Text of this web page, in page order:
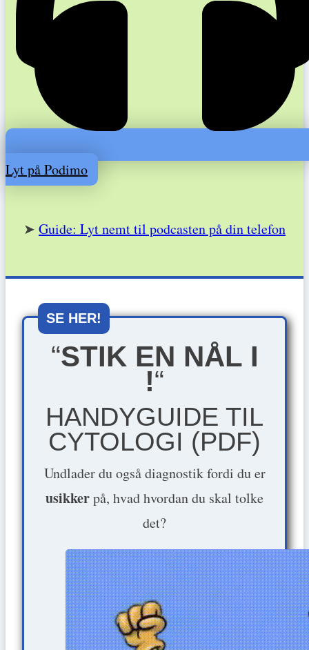
Lyt på Podimo
➤ Guide: Lyt nemt til podcasten på din telefon
SE HER!
“STIK EN NÅL I
!“
HANDYGUIDE TIL
CYTOLOGI (PDF)
Undlader du også diagnostik fordi du er
usikkerpå, hvad hvordan du skal tolke
det?